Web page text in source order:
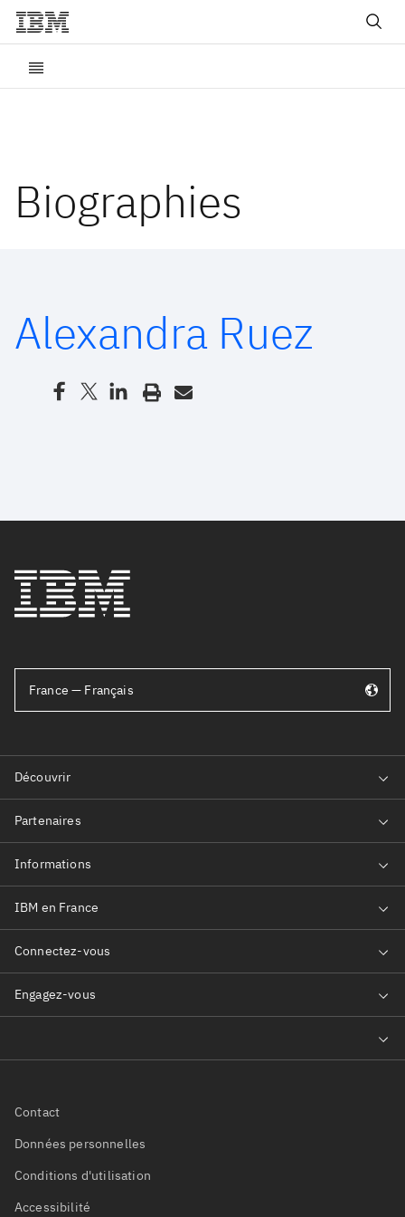
Biographies
Alexandra Ruez
France — Français
Contact
Données personnelles
Conditions d'utilisation
Accessibilité